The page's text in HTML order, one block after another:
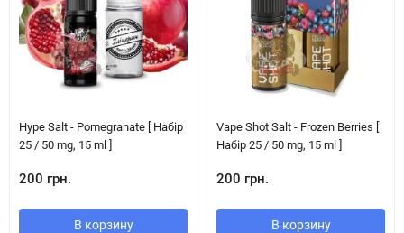
Hype Salt - Pomegranate [ Набір
25 / 50 mg, 15 ml ]
200 грн.
В корзину
Vape Shot Salt - Frozen Berries [
Набір 25 / 50 mg, 15 ml ]
200 грн.
В корзину